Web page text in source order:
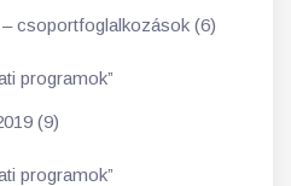
csoportfoglalkozások (6)
programok”
(9)
programok”